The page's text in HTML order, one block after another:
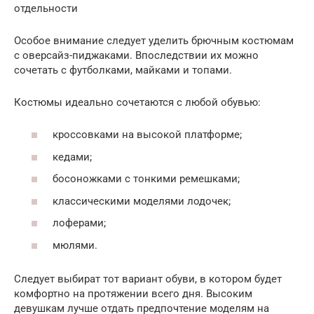
отдельности
Особое внимание следует уделить брючным костюмам
с оверсайз-пиджаками. Впоследствии их можно
сочетать с футболками, майками и топами.
Костюмы идеально сочетаются с любой обувью:
кроссовками на высокой платформе;
кедами;
босоножками с тонкими ремешками;
классическими моделями лодочек;
лоферами;
мюлями.
Следует выбират тот вариант обуви, в котором будет
комфортно на протяжении всего дня. Высоким
девушкам лучше отдать предпочтение моделям на